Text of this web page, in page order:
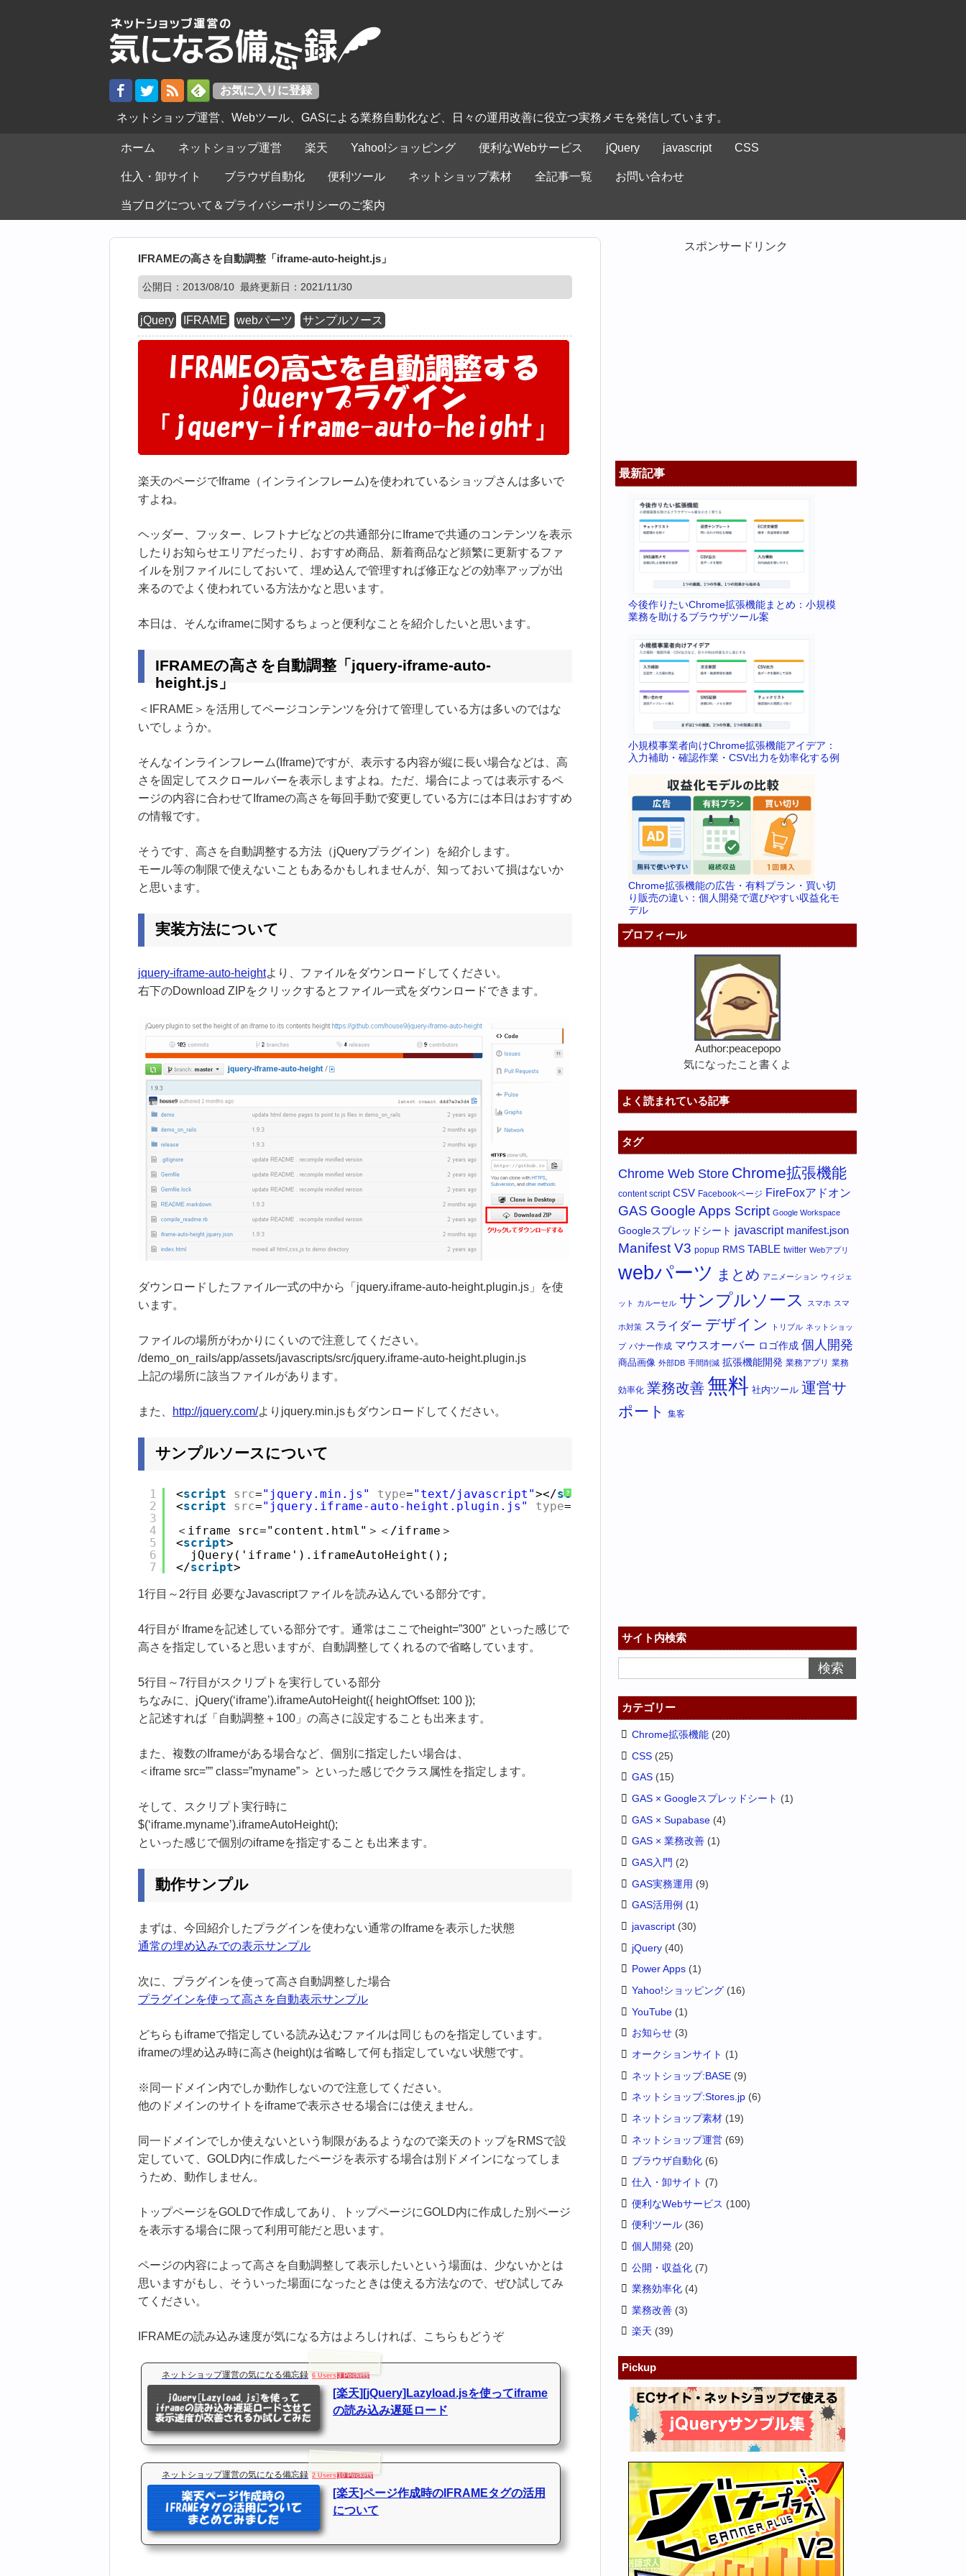
ネットショップ運営、Webツール、GASによる業務自動化など、日々の運用改善に役立つ実務メモを発信しています。
ホーム ネットショップ運営 楽天 Yahoo!ショッピング 便利なWebサービス jQuery javascript CSS
仕入・卸サイト ブラウザ自動化 便利ツール ネットショップ素材 全記事一覧 お問い合わせ
当ブログについて＆プライバシーポリシーのご案内
IFRAMEの高さを自動調整「iframe-auto-height.js」
公開日：2013/08/10 最終更新日：2021/11/30
jQuery IFRAME webパーツ サンプルソース
楽天のページでIframe（インラインフレーム)を使われているショップさんは多いで
すよね。
ヘッダー、フッター、レフトナビなどの共通部分にIframeで共通のコンテンツを表示
したりお知らせエリアだったり、おすすめ商品、新着商品など頻繁に更新するファ
イルを別ファイルにしておいて、埋め込んで管理すれば修正などの効率アップが出
来るのでよく使われている方法かなと思います。
本日は、そんなiframeに関するちょっと便利なことを紹介したいと思います。
IFRAMEの高さを自動調整「jquery-iframe-auto-
height.js」
＜IFRAME＞を活用してページコンテンツを分けて管理している方は多いのではな
いでしょうか。
そんなインラインフレーム(Iframe)ですが、表示する内容が縦に長い場合などは、高
さを固定してスクロールバーを表示しますよね。ただ、場合によっては表示するペ
ージの内容に合わせてIframeの高さを毎回手動で変更している方には本日はおすすめ
の情報です。
そうです、高さを自動調整する方法（jQueryプラグイン）を紹介します。
モール等の制限で使えないこともあるかもしれませんが、知っておいて損はないか
と思います。
実装方法について
jquery-iframe-auto-heightより、ファイルをダウンロードしてください。
右下のDownload ZIPをクリックするとファイル一式をダウンロードできます。
ダウンロードしたファイル一式の中から「jquery.iframe-auto-height.plugin.js」を使
います。
ファイルの場所がわかりにくいので注意してください。
/demo_on_rails/app/assets/javascripts/src/jquery.iframe-auto-height.plugin.js
上記の場所に該当ファイルがあります。
また、 http://jquery.com/よりjquery.min.jsもダウンロードしてください。
サンプルソースについて
?
1
2
3
4
5
6
7
<script src="jquery.min.js" type="text/javascript"></script
<script src="jquery.iframe-auto-height.plugin.js" type=
＜iframe src="content.html"＞＜/iframe＞
<script>
jQuery('iframe').iframeAutoHeight();
</script>
1行目～2行目 必要なJavascriptファイルを読み込んでいる部分です。
4行目が Iframeを記述している部分です。通常はここでheight=”300″ といった感じで
高さを指定していると思いますが、自動調整してくれるので省略しています。
5行目～7行目がスクリプトを実行している部分
ちなみに、jQuery(‘iframe’).iframeAutoHeight({ heightOffset: 100 });
と記述すれば「自動調整＋100」の高さに設定することも出来ます。
また、複数のIframeがある場合など、個別に指定したい場合は、
＜iframe src=”” class=”myname”＞ といった感じでクラス属性を指定します。
そして、スクリプト実行時に
$(‘iframe.myname’).iframeAutoHeight();
といった感じで個別のiframeを指定することも出来ます。
動作サンプル
まずは、今回紹介したプラグインを使わない通常のIframeを表示した状態
通常の埋め込みでの表示サンプル
次に、プラグインを使って高さ自動調整した場合
プラグインを使って高さを自動表示サンプル
どちらもiframeで指定している読み込むファイルは同じものを指定しています。
iframeの埋め込み時に高さ(height)は省略して何も指定していない状態です。
※同一ドメイン内でしか動作しないので注意してください。
他のドメインのサイトをiframeで表示させる場合には使えません。
同一ドメインでしか使えないという制限があるようなので楽天のトップをRMSで設
定していて、GOLD内に作成したページを表示する場合は別ドメインになってしま
うため、動作しません。
トップページをGOLDで作成してあり、トップページにGOLD内に作成した別ページ
を表示する場合に限って利用可能だと思います。
ページの内容によって高さを自動調整して表示したいという場面は、少ないかとは
思いますがもし、そういった場面になったときは使える方法なので、ぜひ試してみ
てください。
IFRAMEの読み込み速度が気になる方はよろしければ、こちらもどうぞ
ネットショップ運営の気になる備忘録 6 Users 3 Pockets
[楽天][jQuery]Lazyload.jsを使ってiframe
の読み込み遅延ロード
ネットショップ運営の気になる備忘録 2 Users 10 Pockets
[楽天]ページ作成時のIFRAMEタグの活用
について
スポンサードリンク
最新記事
今後作りたいChrome拡張機能まとめ：小規模
業務を助けるブラウザツール案
小規模事業者向けChrome拡張機能アイデア：
入力補助・確認作業・CSV出力を効率化する例
Chrome拡張機能の広告・有料プラン・買い切
り販売の違い：個人開発で選びやすい収益化モ
デル
プロフィール
Author:peacepopo
気になったこと書くよ
よく読まれている記事
タグ
Chrome Web Store Chrome拡張機能
content script CSV Facebookページ FireFoxアドオン
GAS Google Apps Script Google Workspace
Googleスプレッドシート javascript manifest.json
Manifest V3 popup RMS TABLE twitter Webアプリ
webパーツ まとめ アニメーション ウィジェ
ット カルーセル サンプルソース スマホ スマ
ホ対策 スライダー デザイン トリプル ネットショッ
プ バナー作成 マウスオーバー ロゴ作成 個人開発
商品画像 外部DB 手間削減 拡張機能開発 業務アプリ 業務
効率化 業務改善無料 社内ツール 運営サ
ポート
集客
サイト内検索
カテゴリー
Chrome拡張機能 (20)
CSS (25)
GAS (15)
GAS × Googleスプレッドシート (1)
GAS × Supabase (4)
GAS × 業務改善 (1)
GAS入門 (2)
GAS実務運用 (9)
GAS活用例 (1)
javascript (30)
jQuery (40)
Power Apps (1)
Yahoo!ショッピング (16)
YouTube (1)
お知らせ (3)
オークションサイト (1)
ネットショップ:BASE (9)
ネットショップ:Stores.jp (6)
ネットショップ素材 (19)
ネットショップ運営 (69)
ブラウザ自動化 (6)
仕入・卸サイト (7)
便利なWebサービス (100)
便利ツール (36)
個人開発 (20)
公開・収益化 (7)
業務効率化 (4)
業務改善 (3)
楽天 (39)
Pickup